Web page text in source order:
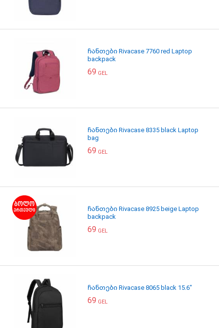
ჩანთები Rivacase 7760 red Laptop
backpack
69 GEL
ჩანთები Rivacase 8335 black Laptop
bag
69 GEL
ჩანთები Rivacase 8925 beige Laptop
backpack
69 GEL
ჩანთები Rivacase 8065 black 15.6"
69 GEL